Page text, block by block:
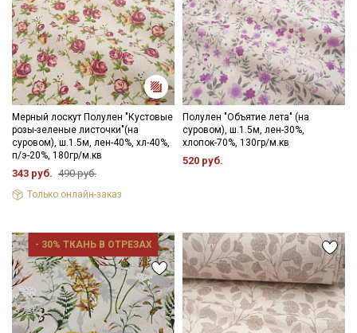
Мерный лоскут Полулен "Кустовые
розы-зеленые листочки"(на
суровом), ш.1.5м, лен-40%, хл-40%,
п/э-20%, 180гр/м.кв
343 руб. 490 руб.
Только онлайн-заказ
Полулен "Объятие лета" (на
суровом), ш.1.5м, лен-30%,
хлопок-70%, 130гр/м.кв
520 руб.
- 30% ТКАНЬ В ОТРЕЗАХ